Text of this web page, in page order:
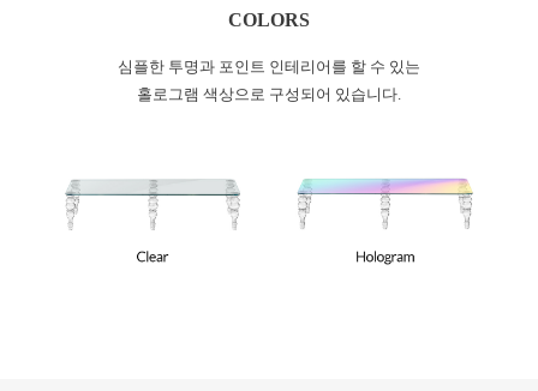
COLORS
심플한 투명과 포인트 인테리어를 할 수 있는
홀로그램 색상으로 구성되어 있습니다.